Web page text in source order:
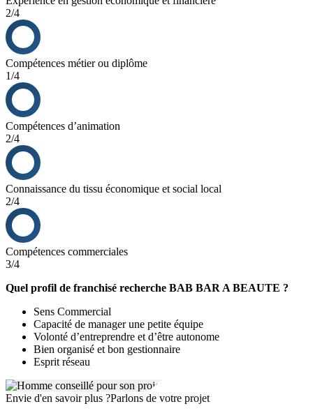
2/4
Compétences métier ou diplôme
1/4
Compétences d’animation
2/4
Connaissance du tissu économique et social local
2/4
Compétences commerciales
3/4
Quel profil de franchisé recherche BAB BAR A BEAUTE ?
Sens Commercial
Capacité de manager une petite équipe
Volonté d’entreprendre et d’être autonome
Bien organisé et bon gestionnaire
Esprit réseau
Envie d'en savoir plus ?Parlons de votre projet